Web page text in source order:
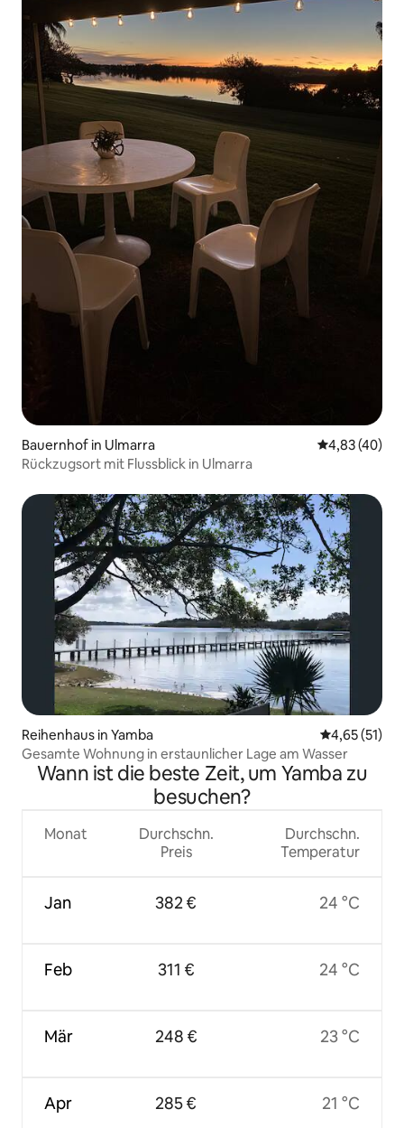
Bauernhof in Ulmarra
4,83 (40)
Rückzugsort mit Flussblick in Ulmarra
Reihenhaus in Yamba
4,65 (51)
Gesamte Wohnung in erstaunlicher Lage am Wasser
Wann ist die beste Zeit, um Yamba zu
besuchen?
Monat
Jan
Feb
Mär
Apr
Durchschn.
Preis
382 €
311 €
248 €
285 €
Durchschn.
Temperatur
24 °C
24 °C
23 °C
21 °C